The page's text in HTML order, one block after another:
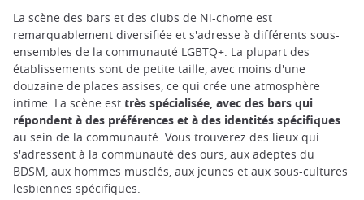
La scène des bars et des clubs de Ni-chōme est
remarquablement diversifiée et s'adresse à différents sous-
ensembles de la communauté LGBTQ+. La plupart des
établissements sont de petite taille, avec moins d'une
douzaine de places assises, ce qui crée une atmosphère
intime. La scène est très spécialisée, avec des bars qui
répondent à des préférences et à des identités spécifiques
au sein de la communauté. Vous trouverez des lieux qui
s'adressent à la communauté des ours, aux adeptes du
BDSM, aux hommes musclés, aux jeunes et aux sous-cultures
lesbiennes spécifiques.